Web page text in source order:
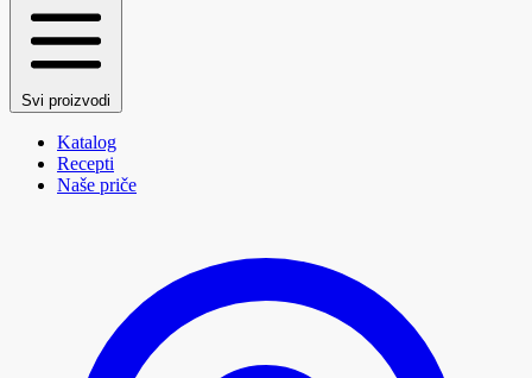
Svi proizvodi
Katalog
Recepti
Naše priče